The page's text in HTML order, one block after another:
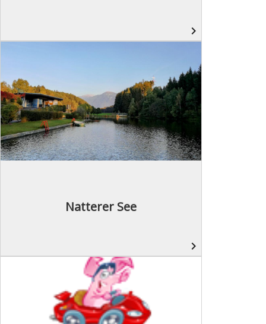
navigate_next
Natterer See
navigate_next